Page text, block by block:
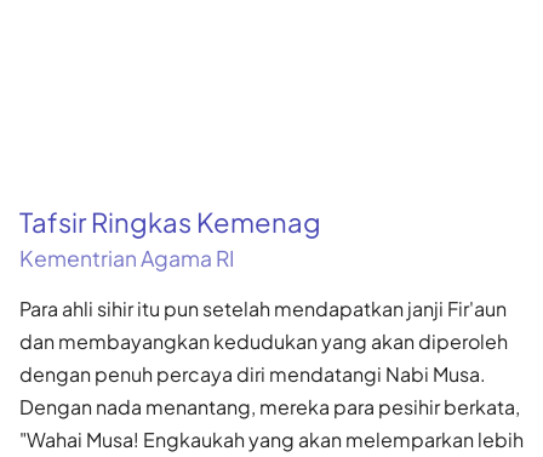
Tafsir Ringkas Kemenag
Kementrian Agama RI
Para ahli sihir itu pun setelah mendapatkan janji Fir'aun
dan membayangkan kedudukan yang akan diperoleh
dengan penuh percaya diri mendatangi Nabi Musa.
Dengan nada menantang, mereka para pesihir berkata,
"Wahai Musa! Engkaukah yang akan melemparkan lebih